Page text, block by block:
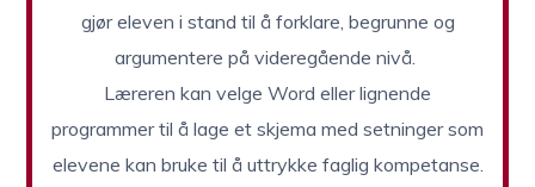
gjør eleven i stand til å forklare, begrunne og
argumentere på videregående nivå.
Læreren kan velge Word eller lignende
programmer til å lage et skjema med setninger som
elevene kan bruke til å uttrykke faglig kompetanse.